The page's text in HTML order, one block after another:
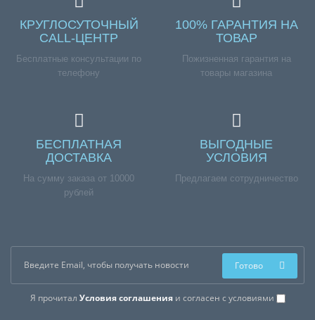
КРУГЛОСУТОЧНЫЙ
CALL-ЦЕНТР
Бесплатные консультации по
телефону
100% ГАРАНТИЯ НА
ТОВАР
Пожизненная гарантия на
товары магазина
БЕСПЛАТНАЯ
ДОСТАВКА
На сумму заказа от 10000
рублей
ВЫГОДНЫЕ
УСЛОВИЯ
Предлагаем сотрудничество
Я прочитал Условия соглашенияи согласен с условиями
Готово